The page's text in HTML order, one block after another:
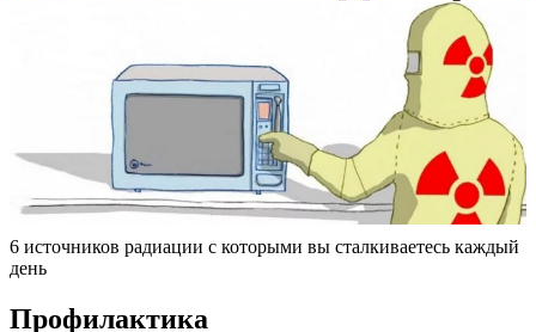
6 источников радиации с которыми вы сталкиваетесь каждый
день
Профилактика